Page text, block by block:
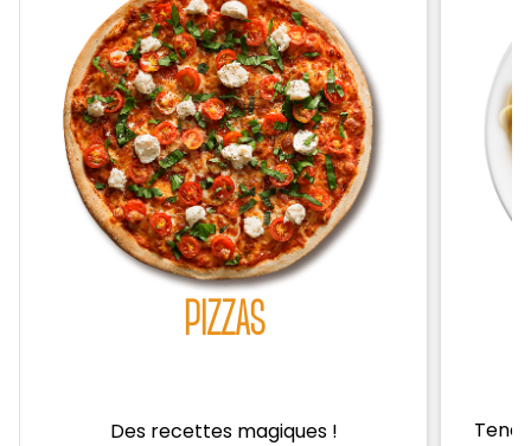
Zones de Livraison
PIZZAS
Des recettes magiques !